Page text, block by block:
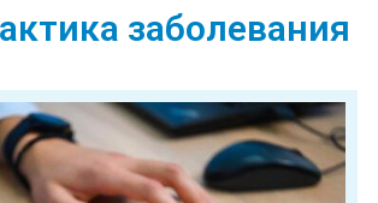
заболевания